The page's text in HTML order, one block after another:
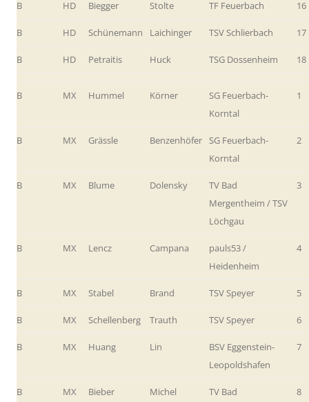
B HD Biegger Stolte TF Feuerbach 16
B HD Schünemann Laichinger TSV Schlierbach 17
B HD Petraitis Huck TSG Dossenheim 18
B MX Hummel Körner
SG Feuerbach-
Korntal
1
B MX Grässle Benzenhöfer
SG Feuerbach-
Korntal
2
B MX Blume Dolensky
TV Bad
Mergentheim / TSV
Löchgau
3
B MX Lencz Campana
pauls53 /
Heidenheim
4
B MX Stabel Brand TSV Speyer 5
B MX Schellenberg Trauth TSV Speyer 6
B MX Huang Lin
BSV Eggenstein-
Leopoldshafen
7
B MX Bieber Michel
TV Bad
8